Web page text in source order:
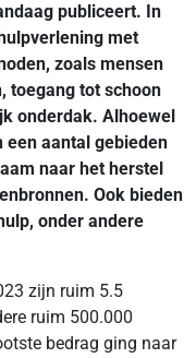
publiceert. In
met
zoals mensen
toegang tot schoon
onderdak. Alhoewel
aantal gebieden
naar het herstel
Ook bieden
onder andere
zijn ruim 5.5
ruim 500.000
bedrag ging naar